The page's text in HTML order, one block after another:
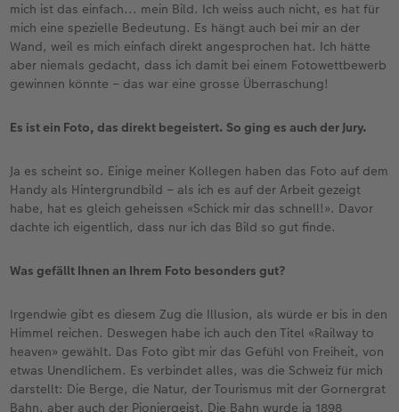
mich ist das einfach... mein Bild. Ich weiss auch nicht, es hat für
mich eine spezielle Bedeutung. Es hängt auch bei mir an der
Wand, weil es mich einfach direkt angesprochen hat. Ich hätte
aber niemals gedacht, dass ich damit bei einem Fotowettbewerb
gewinnen könnte – das war eine grosse Überraschung!
Es ist ein Foto, das direkt begeistert. So ging es auch der Jury.
Ja es scheint so. Einige meiner Kollegen haben das Foto auf dem
Handy als Hintergrundbild – als ich es auf der Arbeit gezeigt
habe, hat es gleich geheissen «Schick mir das schnell!». Davor
dachte ich eigentlich, dass nur ich das Bild so gut finde.
Was gefällt Ihnen an Ihrem Foto besonders gut?
Irgendwie gibt es diesem Zug die Illusion, als würde er bis in den
Himmel reichen. Deswegen habe ich auch den Titel «Railway to
heaven» gewählt. Das Foto gibt mir das Gefühl von Freiheit, von
etwas Unendlichem. Es verbindet alles, was die Schweiz für mich
darstellt: Die Berge, die Natur, der Tourismus mit der Gornergrat
Bahn, aber auch der Pioniergeist. Die Bahn wurde ja 1898